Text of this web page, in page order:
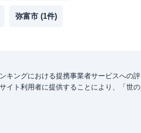
弥富市 (1件)
キングにおける提携事業者サービスへの評
イト利用者に提供することにより、「世の